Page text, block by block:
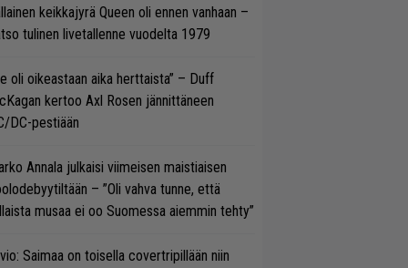
keikkajyrä Queen oli ennen vanhaan –
tulinen livetallenne vuodelta 1979
oli oikeastaan aika herttaista” – Duff
kertoo Axl Rosen jännittäneen
DC-pestiään
Annala julkaisi viimeisen maistiaisen
– ”Oli vahva tunne, että
musaa ei oo Suomessa aiemmin tehty”
Saimaa on toisella covertripillään niin